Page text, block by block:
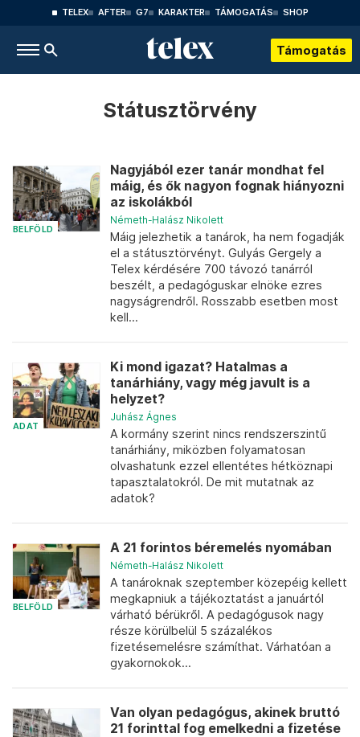
TELEX AFTER G7 KARAKTER TÁMOGATÁS SHOP
Támogatás
Státusztörvény
BELFÖLD
Nagyjából ezer tanár mondhat fel
máig, és ők nagyon fognak hiányozni
az iskolákból
Németh-Halász Nikolett
Máig jelezhetik a tanárok, ha nem fogadják
el a státusztörvényt. Gulyás Gergely a
Telex kérdésére 700 távozó tanárról
beszélt, a pedagóguskar elnöke ezres
nagyságrendről. Rosszabb esetben most
kell...
ADAT
Ki mond igazat? Hatalmas a
tanárhiány, vagy még javult is a
helyzet?
Juhász Ágnes
A kormány szerint nincs rendszerszintű
tanárhiány, miközben folyamatosan
olvashatunk ezzel ellentétes hétköznapi
tapasztalatokról. De mit mutatnak az
adatok?
BELFÖLD
A 21 forintos béremelés nyomában
Németh-Halász Nikolett
A tanároknak szeptember közepéig kellett
megkapniuk a tájékoztatást a januártól
várható bérükről. A pedagógusok nagy
része körülbelül 5 százalékos
fizetésemelésre számíthat. Várhatóan a
gyakornokok...
Van olyan pedagógus, akinek bruttó
21 forinttal fog emelkedni a fizetése